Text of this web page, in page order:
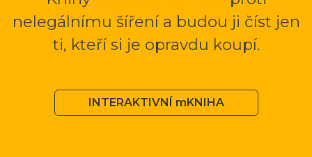
nelegálnímu šíření a budou ji číst jen
ti, kteří si je opravdu koupí.
INTERAKTIVNÍ mKNIHA